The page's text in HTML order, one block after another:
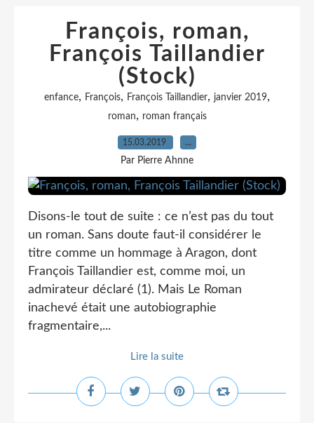
François, roman,
François Taillandier
(Stock)
enfance, François, François Taillandier, janvier 2019,
roman, roman français
15.03.2019 …
Par Pierre Ahnne
Disons-le tout de suite : ce n’est pas du tout
un roman. Sans doute faut-il considérer le
titre comme un hommage à Aragon, dont
François Taillandier est, comme moi, un
admirateur déclaré (1). Mais Le Roman
inachevé était une autobiographie
fragmentaire,...
Lire la suite